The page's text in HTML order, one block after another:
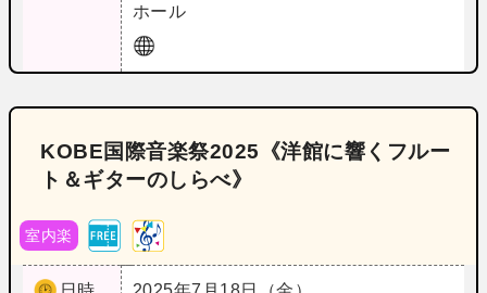
ホール
KOBE国際音楽祭2025《洋館に響くフルー
ト＆ギターのしらべ》
室内楽